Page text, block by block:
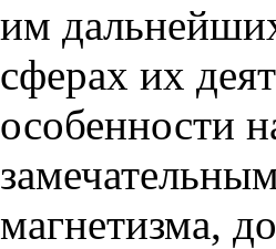
им
сферах их
особенности
магнетизма,